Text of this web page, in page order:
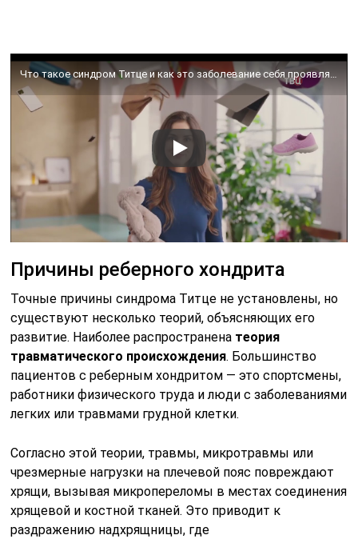
Причины реберного хондрита
Точные причины синдрома Титце не установлены, но
существуют несколько теорий, объясняющих его
развитие. Наиболее распространена теория
травматического происхождения. Большинство
пациентов с реберным хондритом — это спортсмены,
работники физического труда и люди с заболеваниями
легких или травмами грудной клетки.
Согласно этой теории, травмы, микротравмы или
чрезмерные нагрузки на плечевой пояс повреждают
хрящи, вызывая микропереломы в местах соединения
хрящевой и костной тканей. Это приводит к
раздражению надхрящницы, где